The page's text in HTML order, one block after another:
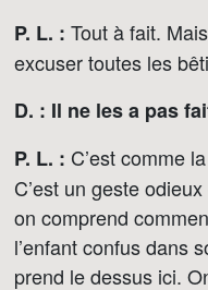
P. L. : Tout à fait.
excuser toutes les
D. : Il ne les a pas
P. L. : C’est comme
C’est un geste
on comprend
l’enfant confus dans
prend le dessus ici.